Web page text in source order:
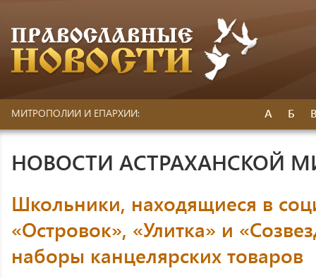
МИТРОПОЛИИ И ЕПАРХИИ: А Б
НОВОСТИ АСТРАХАНСКОЙ
Школьники, находящиеся в
«Островок», «Улитка» и
наборы канцелярских товаров